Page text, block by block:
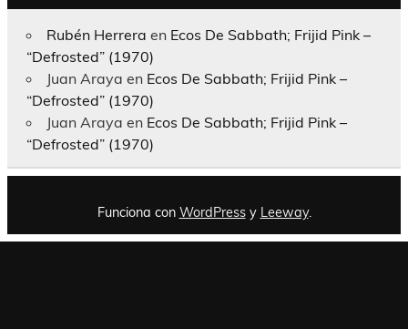
Rubén Herrera en Ecos De Sabbath; Frijid Pink –
“Defrosted” (1970)
Juan Araya en Ecos De Sabbath; Frijid Pink –
“Defrosted” (1970)
Juan Araya en Ecos De Sabbath; Frijid Pink –
“Defrosted” (1970)
Funciona con WordPressy Leeway.